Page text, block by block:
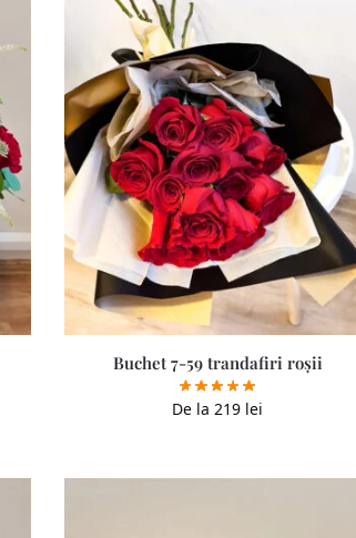
Buchet 7-59 trandafiri roșii
De la 219 lei